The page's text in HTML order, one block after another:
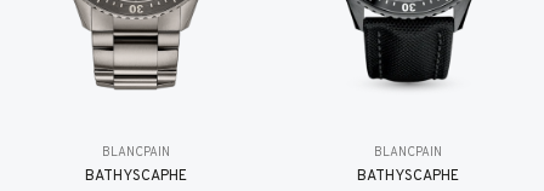
BLANCPAIN
BATHYSCAPHE
BLANCPAIN
BATHYSCAPHE